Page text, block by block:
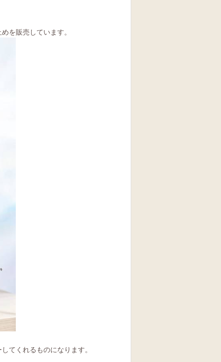
を販売しています。
てくれるものになります。